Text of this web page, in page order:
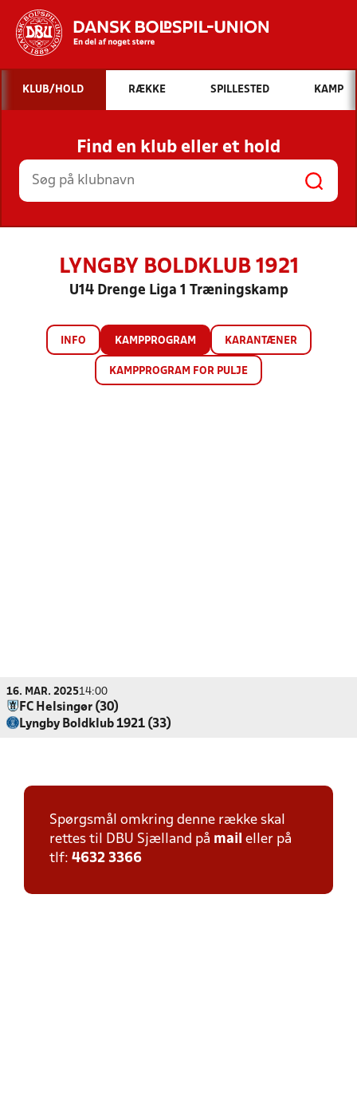
Hvad vil du søge efter?
INDHOLD OG NYHEDER
STILLINGER, RESULTATER, KLUBBER OG
HOLD
KLUB/HOLD RÆKKE SPILLESTED KAMP
Find en klub eller et hold
LYNGBY BOLDKLUB 1921
U14 Drenge Liga 1 Træningskamp
INFO KAMPPROGRAM KARANTÆNER
KAMPPROGRAM FOR PULJE
16. MAR. 202514:00
FC Helsingør (30)
Lyngby Boldklub 1921 (33)
Spørgsmål omkring denne række skal
rettes til DBU Sjælland på mail eller på
tlf: 4632 3366